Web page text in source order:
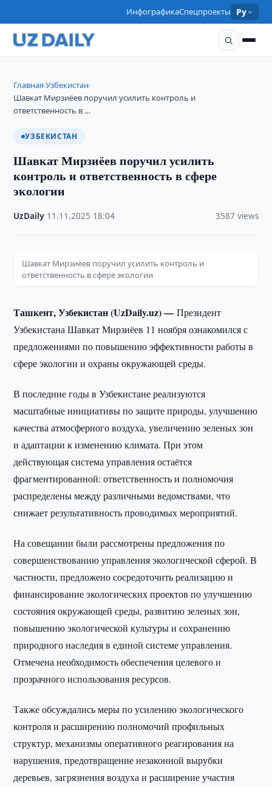
ИнфографикаСпецпроекты Ру
Главная›Узбекистан›
Шавкат Мирзиёев поручил усилить контроль и
ответственность в …
УЗБЕКИСТАН
Шавкат Мирзиёев поручил усилить
контроль и ответственность в сфере
экологии
UzDaily 11.11.2025 18:04 3587 views
Шавкат Мирзиёев поручил усилить контроль и
ответственность в сфере экологии
Ташкент, Узбекистан (UzDaily.uz) —Президент
Узбекистана Шавкат Мирзиёев 11 ноября ознакомился с
предложениями по повышению эффективности работы в
сфере экологии и охраны окружающей среды.
В последние годы в Узбекистане реализуются
масштабные инициативы по защите природы, улучшению
качества атмосферного воздуха, увеличению зеленых зон
и адаптации к изменению климата. При этом
действующая система управления остаётся
фрагментированной: ответственность и полномочия
распределены между различными ведомствами, что
снижает результативность проводимых мероприятий.
На совещании были рассмотрены предложения по
совершенствованию управления экологической сферой. В
частности, предложено сосредоточить реализацию и
финансирование экологических проектов по улучшению
состояния окружающей среды, развитию зеленых зон,
повышению экологической культуры и сохранению
природного наследия в единой системе управления.
Отмечена необходимость обеспечения целевого и
прозрачного использования ресурсов.
Также обсуждались меры по усилению экологического
контроля и расширению полномочий профильных
структур, механизмы оперативного реагирования на
нарушения, предотвращение незаконной вырубки
деревьев, загрязнения воздуха и расширение участия